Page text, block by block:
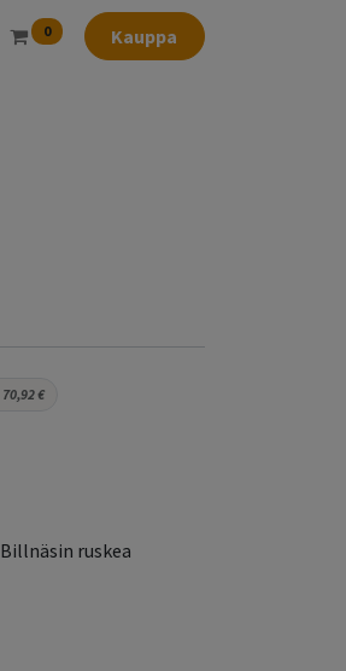
0 Kauppa
70,92€
Billnäsin ruskea